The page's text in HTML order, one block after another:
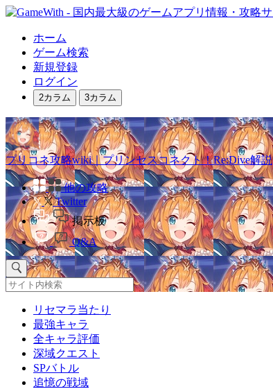
ホーム
ゲーム検索
新規登録
ログイン
2カラム 3カラム
プリコネ攻略wiki｜プリンセスコネクト！Re:Dive解説
他の攻略
Twitter
掲示板
Q&A
リセマラ当たり
最強キャラ
全キャラ評価
深域クエスト
SPバトル
追憶の戦域